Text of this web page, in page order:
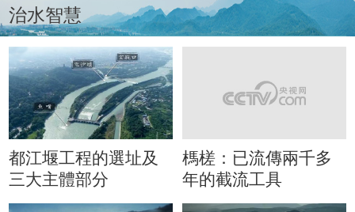
治水智慧
都江堰工程的選址及
三大主體部分
榪槎：已流傳兩千多
年的截流工具